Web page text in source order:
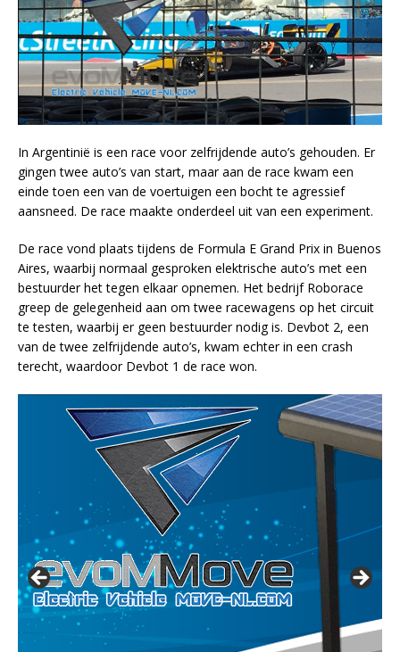
In Argentinië is een race voor zelfrijdende auto’s gehouden. Er
gingen twee auto’s van start, maar aan de race kwam een
einde toen een van de voertuigen een bocht te agressief
aansneed. De race maakte onderdeel uit van een experiment.
De race vond plaats tijdens de Formula E Grand Prix in Buenos
Aires, waarbij normaal gesproken elektrische auto’s met een
bestuurder het tegen elkaar opnemen. Het bedrijf Roborace
greep de gelegenheid aan om twee racewagens op het circuit
te testen, waarbij er geen bestuurder nodig is. Devbot 2, een
van de twee zelfrijdende auto’s, kwam echter in een crash
terecht, waardoor Devbot 1 de race won.